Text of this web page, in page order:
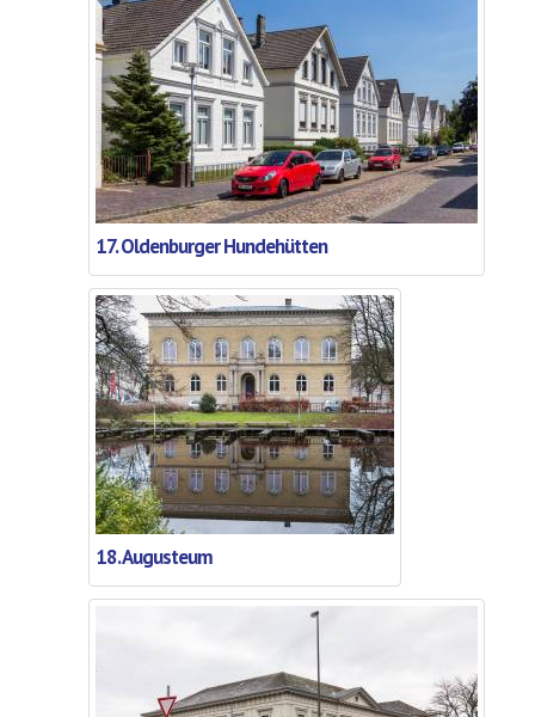
17. Oldenburger Hundehütten
18. Augusteum